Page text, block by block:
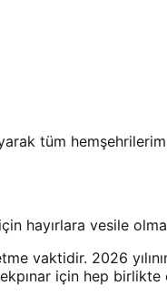
tüm
hayırlara vesile
vaktidir. 2026
için hep birlikte